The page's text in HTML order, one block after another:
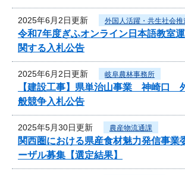
2025年6月2日更新 外国人活躍・共生社会推
令和7年度ぎふオンライン日本語教室
関する入札公告
2025年6月2日更新 岐阜農林事務所
【建設工事】県単治山事業 神崎口
般競争入札公告
2025年5月30日更新 農産物流通課
関西圏における県産食材魅力発信事業
ーザル募集【選定結果】